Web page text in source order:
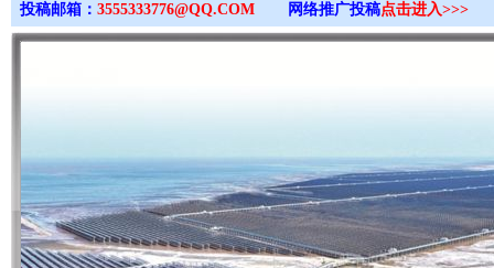
投稿邮箱： 3555333776@QQ.COM 网络推广投稿点击进入>>>